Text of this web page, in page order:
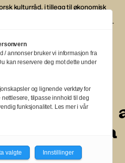
kulturråd, i tillegg til økonomisk
komponistforening og
etter Redaktør- og Vær Varsom-
MUSIKKMAGASIN
aa
aa
a
/ annonser bruker vi informasjon fra
kan reservere deg mot dette under
og lignende verktøy for
tilpasse innhold til deg
funksjonalitet. Les mer i vår
valgte Innstillinger